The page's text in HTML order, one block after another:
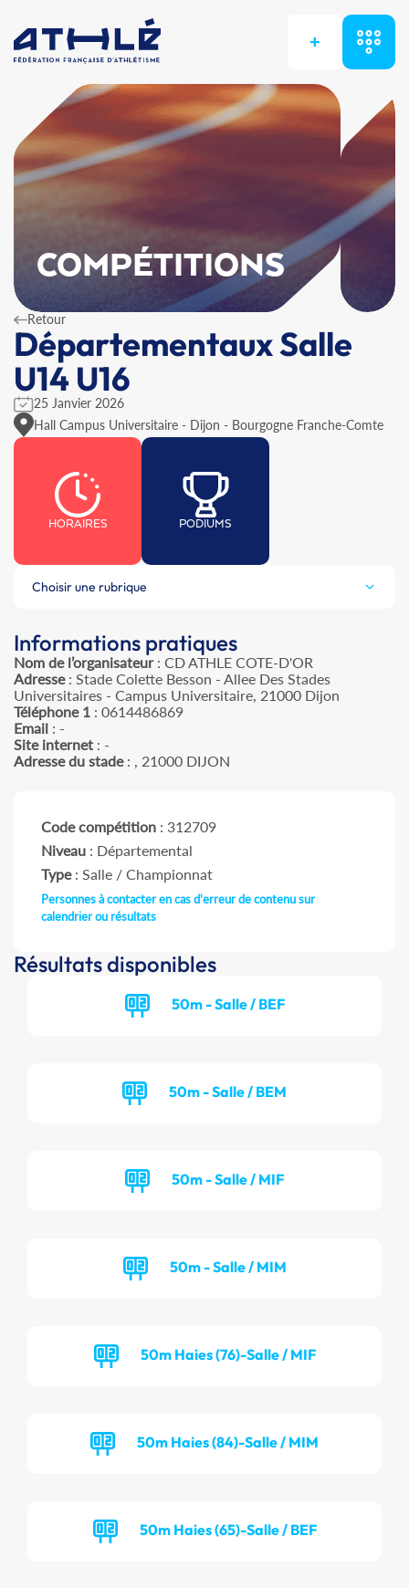
+
COMPÉTITIONS
Retour
Départementaux Salle
U14 U16
25 Janvier 2026
Hall Campus Universitaire - Dijon - Bourgogne Franche-Comte
HORAIRES PODIUMS
Choisir une rubrique
Informations pratiques
Nom de l’organisateur: CD ATHLE COTE-D'OR
Adresse: Stade Colette Besson - Allee Des Stades
Universitaires - Campus Universitaire, 21000 Dijon
Téléphone 1 : 0614486869
Email : -
Site internet : -
Adresse du stade: , 21000 DIJON
Code compétition : 312709
Niveau : Départemental
Type: Salle / Championnat
Personnes à contacter en cas d'erreur de contenu sur
calendrier ou résultats
Résultats disponibles
50m - Salle / BEF
50m - Salle / BEM
50m - Salle / MIF
50m - Salle / MIM
50m Haies (76)-Salle / MIF
50m Haies (84)-Salle / MIM
50m Haies (65)-Salle / BEF